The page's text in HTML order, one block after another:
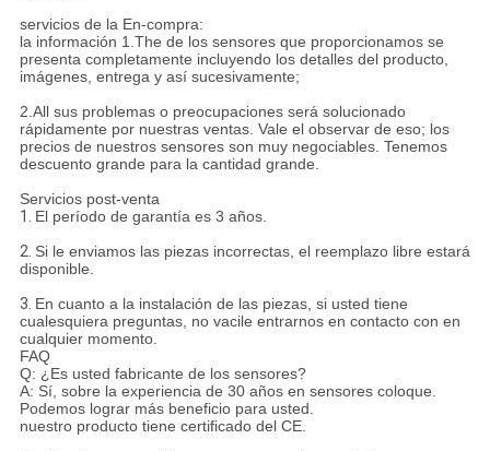
servicios de la En-compra:
la información 1.The de los sensores que proporcionamos se
presenta completamente incluyendo los detalles del producto,
imágenes, entrega y así sucesivamente;
2.All sus problemas o preocupaciones será solucionado
rápidamente por nuestras ventas. Vale el observar de eso; los
precios de nuestros sensores son muy negociables. Tenemos
descuento grande para la cantidad grande.
Servicios post-venta
1. El período de garantía es 3 años.
2. Si le enviamos las piezas incorrectas, el reemplazo libre estará
disponible.
3. En cuanto a la instalación de las piezas, si usted tiene
cualesquiera preguntas, no vacile entrarnos en contacto con en
cualquier momento.
FAQ
Q: ¿Es usted fabricante de los sensores?
A: Sí, sobre la experiencia de 30 años en sensores coloque.
Podemos lograr más beneficio para usted.
nuestro producto tiene certificado del CE.